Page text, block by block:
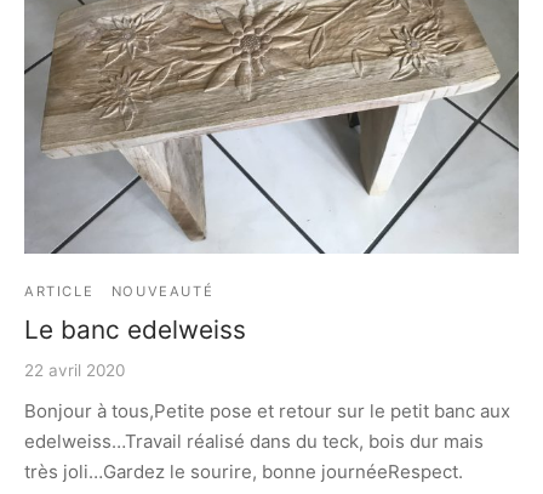
ARTICLE NOUVEAUTÉ
Le banc edelweiss
22 avril 2020
Bonjour à tous,Petite pose et retour sur le petit banc aux
edelweiss…Travail réalisé dans du teck, bois dur mais
très joli…Gardez le sourire, bonne journéeRespect.
haut relief
bosse